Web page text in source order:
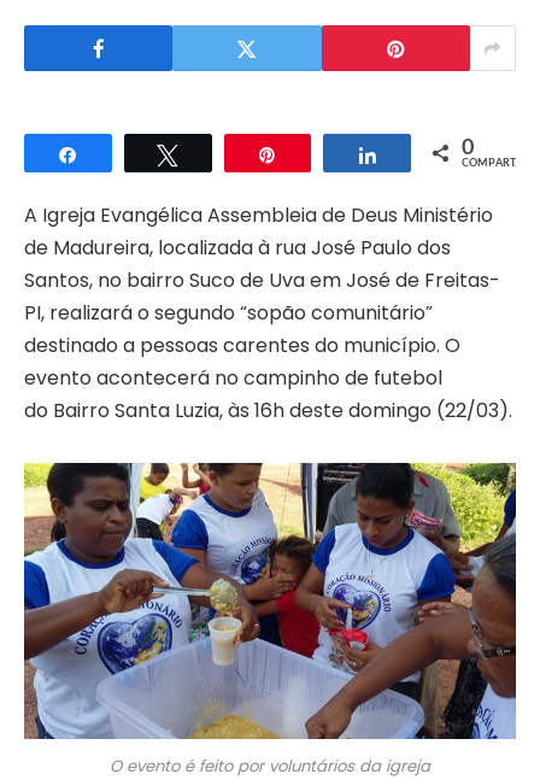
Compartilhar Compartilhar
0
COMPART.
A Igreja Evangélica Assembleia de Deus Ministério
de Madureira, localizada à rua José Paulo dos
Santos, no bairro Suco de Uva em José de Freitas-
PI, realizará o segundo “sopão comunitário”
destinado a pessoas carentes do município. O
evento acontecerá no campinho de futebol
do Bairro Santa Luzia, às 16h deste domingo (22/03).
O evento é feito por voluntários da igreja